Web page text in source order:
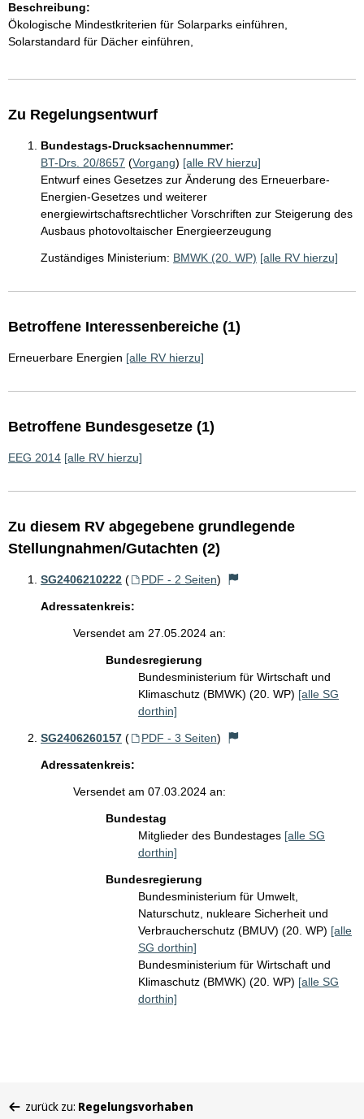
Beschreibung:
Ökologische Mindestkriterien für Solarparks einführen,
Solarstandard für Dächer einführen,
Zu Regelungsentwurf
Bundestags-Drucksachennummer:
BT-Drs. 20/8657 (Vorgang) [alle RV hierzu]
Entwurf eines Gesetzes zur Änderung des Erneuerbare-
Energien-Gesetzes und weiterer
energiewirtschaftsrechtlicher Vorschriften zur Steigerung des
Ausbaus photovoltaischer Energieerzeugung
Zuständiges Ministerium: BMWK (20. WP) [alle RV hierzu]
Betroffene Interessenbereiche (1)
Erneuerbare Energien [alle RV hierzu]
Betroffene Bundesgesetze (1)
EEG 2014 [alle RV hierzu]
Zu diesem RV abgegebene grundlegende
Stellungnahmen/Gutachten (2)
SG2406210222 ( PDF - 2 Seiten)
Adressatenkreis:
Versendet am 27.05.2024 an:
Bundesregierung
Bundesministerium für Wirtschaft und
Klimaschutz (BMWK) (20. WP) [alle SG
dorthin]
SG2406260157 ( PDF - 3 Seiten)
Adressatenkreis:
Versendet am 07.03.2024 an:
Bundestag
Mitglieder des Bundestages [alle SG
dorthin]
Bundesregierung
Bundesministerium für Umwelt,
Naturschutz, nukleare Sicherheit und
Verbraucherschutz (BMUV) (20. WP) [alle
SG dorthin]
Bundesministerium für Wirtschaft und
Klimaschutz (BMWK) (20. WP) [alle SG
dorthin]
zurück zu: Regelungsvorhaben